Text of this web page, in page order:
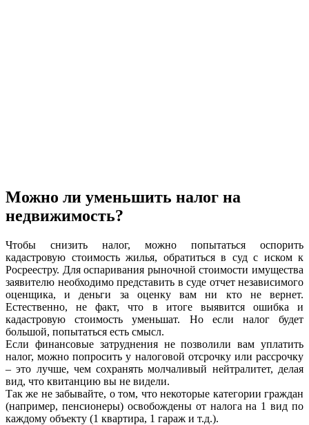
Можно ли уменьшить налог на
недвижимость?
Чтобы снизить налог, можно попытаться оспорить
кадастровую стоимость жилья, обратиться в суд с иском к
Росреестру. Для оспаривания рыночной стоимости имущества
заявителю необходимо представить в суде отчет независимого
оценщика, и деньги за оценку вам ни кто не вернет.
Естественно, не факт, что в итоге выявится ошибка и
кадастровую стоимость уменьшат. Но если налог будет
большой, попытаться есть смысл.
Если финансовые затруднения не позволили вам уплатить
налог, можно попросить у налоговой отсрочку или рассрочку
– это лучше, чем сохранять молчаливый нейтралитет, делая
вид, что квитанцию вы не видели.
Так же не забывайте, о том, что некоторые категории граждан
(например, пенсионеры) освобождены от налога на 1 вид по
каждому объекту (1 квартира, 1 гараж и т.д.).